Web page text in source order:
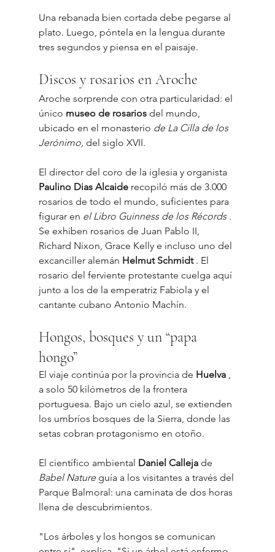
Una rebanada bien cortada debe pegarse al
plato. Luego, póntela en la lengua durante
tres segundos y piensa en el paisaje.
Discos y rosarios en Aroche
Aroche sorprende con otra particularidad: el
único museo de rosarios del mundo,
ubicado en el monasterio de La Cilla de los
Jerónimo, del siglo XVII.
El director del coro de la iglesia y organista
Paulino Dias Alcaide recopiló más de 3.000
rosarios de todo el mundo, suficientes para
figurar en el Libro Guinness de los Récords .
Se exhiben rosarios de Juan Pablo II,
Richard Nixon, Grace Kelly e incluso uno del
excanciller alemán Helmut Schmidt . El
rosario del ferviente protestante cuelga aquí
junto a los de la emperatriz Fabiola y el
cantante cubano Antonio Machín.
Hongos, bosques y un “papa
hongo”
El viaje continúa por la provincia de Huelva ,
a solo 50 kilómetros de la frontera
portuguesa. Bajo un cielo azul, se extienden
los umbríos bosques de la Sierra, donde las
setas cobran protagonismo en otoño.
El científico ambiental Daniel Calleja de
Babel Nature guía a los visitantes a través del
Parque Balmoral: una caminata de dos horas
llena de descubrimientos.
"Los árboles y los hongos se comunican